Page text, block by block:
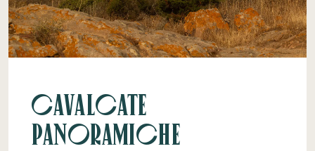
Cavalcate
panoramiche